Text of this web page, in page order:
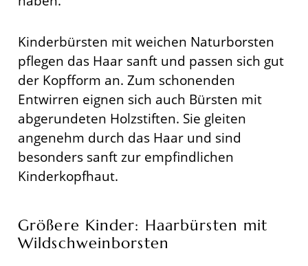
Kinderbürsten mit weichen Naturborsten
pflegen das Haar sanft und passen sich gut
der Kopfform an. Zum schonenden
Entwirren eignen sich auch Bürsten mit
abgerundeten Holzstiften. Sie gleiten
angenehm durch das Haar und sind
besonders sanft zur empfindlichen
Kinderkopfhaut.
Größere Kinder: Haarbürsten mit
Wildschweinborsten